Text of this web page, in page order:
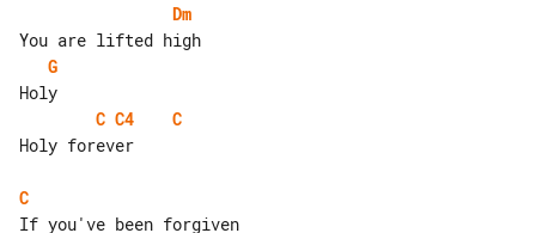
Dm
G
C C4
C
Holy forever
C